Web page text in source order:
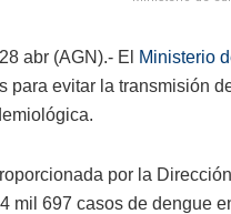
abr (AGN).- El Ministerio
para evitar la transmisión
por la
mil 697 casos de dengue